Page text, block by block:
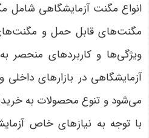
انواع مگنت آزمایشگاهی
مگنت‌های قابل حمل و
ویژگی‌ها و کاربردهای منحصر
آزمایشگاهی در بازارهای
می‌شود و تنوع محصولات به
با توجه به نیازهای خاص